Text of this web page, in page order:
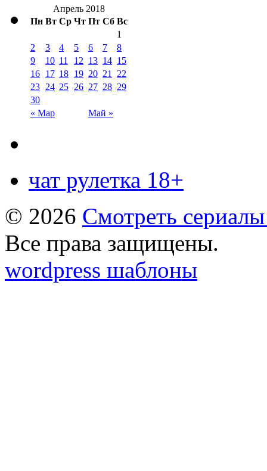
Апрель 2018
Пн Вт Ср Чт Пт Сб Вс
« Мар Май »
1
2
3 4 5 6 7
8
9
10 11 12 13 14 15
16 17 18 19 20 21
22
23 24 25 26 27 28 29
30
чат рулетка 18+
© 2026 Смотреть
Все права защищены.
wordpress шаблоны